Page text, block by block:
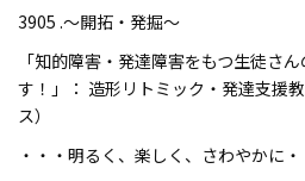
3905 .～開拓・発掘～
「知的障害・発達障害をもつ生徒さ
す！」： 造形リトミック・発達支援
ス）
・・・明るく、楽しく、さわやかに・